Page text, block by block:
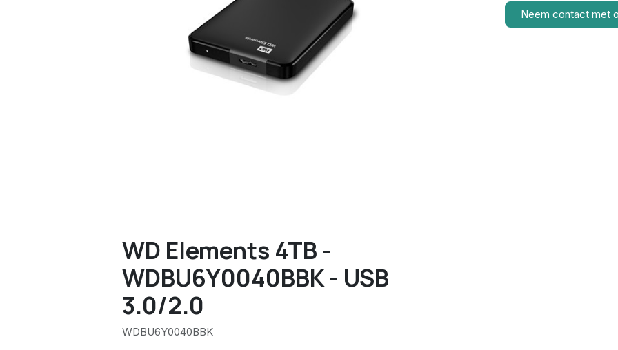
Neem contact met
WD Elements 4TB -
WDBU6Y0040BBK - USB
3.0/2.0
WDBU6Y0040BBK